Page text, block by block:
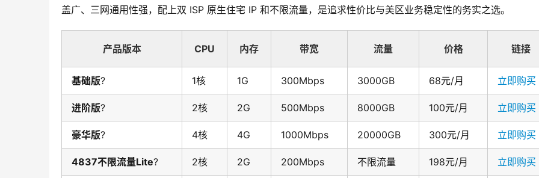
盖广、三网通用性强，配上双 ISP 原生住宅 IP 和不限流量，是追求性价比与美区业务稳定性的务实之选。
产品版本 CPU 内存 带宽 流量 价格 链接
基础版? 1核 1G 300Mbps 3000GB 68元/月 立即购买
进阶版? 2核 2G 500Mbps 8000GB 100元/月 立即购买
豪华版? 4核 4G 1000Mbps 20000GB 300元/月 立即购买
4837不限流量Lite? 2核 2G 200Mbps 不限流量 198元/月 立即购买